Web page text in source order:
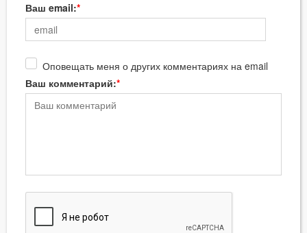
Ваш email:
Оповещать меня о других комментариях на email
Ваш комментарий: